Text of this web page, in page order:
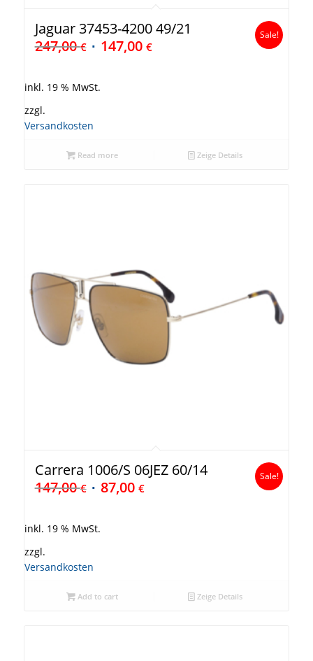
Jaguar 37453-4200 49/21
247,00€ 147,00 €
Sale!
inkl. 19 % MwSt.
zzgl.
Versandkosten
Read more Zeige Details
Carrera 1006/S 06JEZ 60/14
147,00€ 87,00 €
Sale!
inkl. 19 % MwSt.
zzgl.
Versandkosten
Add to cart Zeige Details